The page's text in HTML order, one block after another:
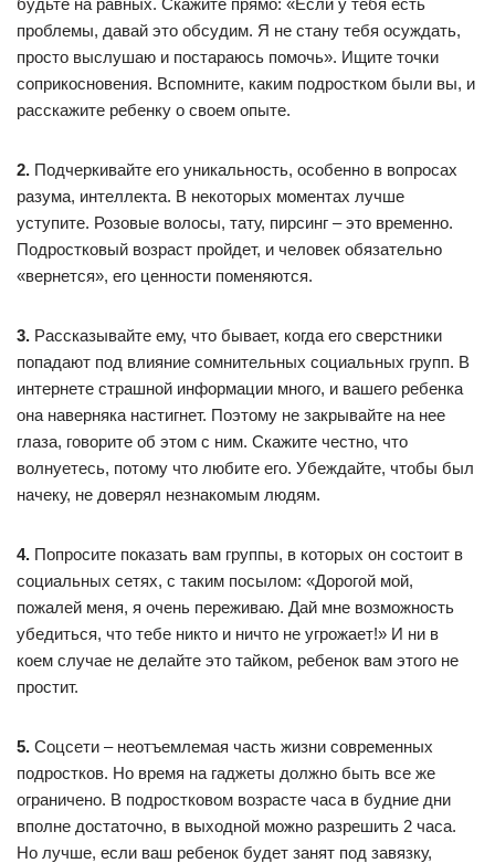
будьте на равных. Скажите прямо: «Если у тебя есть
проблемы, давай это обсудим. Я не стану тебя осуждать,
просто выслушаю и постараюсь помочь». Ищите точки
соприкосновения. Вспомните, каким подростком были вы, и
расскажите ребенку о своем опыте.
2. Подчеркивайте его уникальность, особенно в вопросах
разума, интеллекта. В некоторых моментах лучше
уступите. Розовые волосы, тату, пирсинг – это временно.
Подростковый возраст пройдет, и человек обязательно
«вернется», его ценности поменяются.
3. Рассказывайте ему, что бывает, когда его сверстники
попадают под влияние сомнительных социальных групп. В
интернете страшной информации много, и вашего ребенка
она наверняка настигнет. Поэтому не закрывайте на нее
глаза, говорите об этом с ним. Скажите честно, что
волнуетесь, потому что любите его. Убеждайте, чтобы был
начеку, не доверял незнакомым людям.
4. Попросите показать вам группы, в которых он состоит в
социальных сетях, с таким посылом: «Дорогой мой,
пожалей меня, я очень переживаю. Дай мне возможность
убедиться, что тебе никто и ничто не угрожает!» И ни в
коем случае не делайте это тайком, ребенок вам этого не
простит.
5. Соцсети – неотъемлемая часть жизни современных
подростков. Но время на гаджеты должно быть все же
ограничено. В подростковом возрасте часа в будние дни
вполне достаточно, в выходной можно разрешить 2 часа.
Но лучше, если ваш ребенок будет занят под завязку,